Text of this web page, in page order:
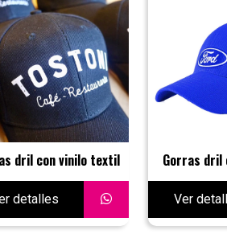
dril con vinilo textil
detalles
Gorras dril
Ver